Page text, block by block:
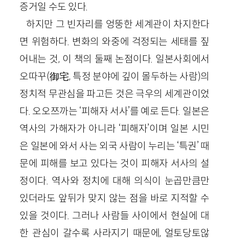
증거일 수도 있다.
하지만 그 빈자리를 엉뚱한 세계관이 차지한다
면 위험하다. 변화의 와중에 걱정되는 세태를 짚
어내는 것, 이 책의 둘째 논점이다. 일본사회에서
오따꾸(御宅, 특정 분야에 깊이 몰두하는 사람)의
정치적 무관심을 파고든 것은 극우의 세계관이었
다. 오오쯔까는 ‘피해자 서사’를 예로 든다. 일본은
역사의 가해자가 아니라 ‘피해자’이며 일본 시민
은 일본에 와서 사는 외국 사람이 누리는 ‘특권’ 때
문에 피해를 보고 있다는 것이 피해자 서사의 설
정이다. 역사와 정치에 대해 의식이 눈곱만큼만
있더라도 앞뒤가 맞지 않는 점을 바로 지적할 수
있을 것이다. 그러나 사람들 사이에서 현실에 대
한 관심이 갈수록 사라지기 때문에, 얼토당토않